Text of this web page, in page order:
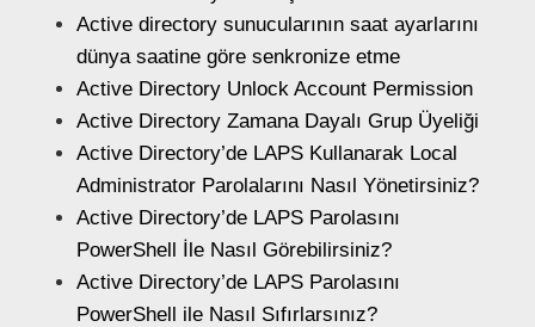
Active directory sunucularının saat ayarlarını
dünya saatine göre senkronize etme
Active Directory Unlock Account Permission
Active Directory Zamana Dayalı Grup Üyeliği
Active Directory’de LAPS Kullanarak Local
Administrator Parolalarını Nasıl Yönetirsiniz?
Active Directory’de LAPS Parolasını
PowerShell İle Nasıl Görebilirsiniz?
Active Directory’de LAPS Parolasını
PowerShell ile Nasıl Sıfırlarsınız?